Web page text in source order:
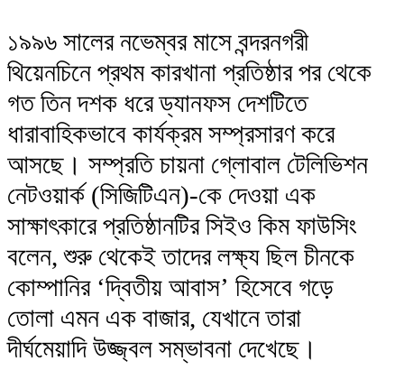
১৯৯৬ সালের নভেম্বর মাসে বন্দরনগরী
থিয়েনচিনে প্রথম কারখানা প্রতিষ্ঠার পর থেকে
গত তিন দশক ধরে ড্যানফস দেশটিতে
ধারাবাহিকভাবে কার্যক্রম সম্প্রসারণ করে
আসছে। সম্প্রতি চায়না গ্লোবাল টেলিভিশন
নেটওয়ার্ক (সিজিটিএন)-কে দেওয়া এক
সাক্ষাৎকারে প্রতিষ্ঠানটির সিইও কিম ফাউসিং
বলেন, শুরু থেকেই তাদের লক্ষ্য ছিল চীনকে
কোম্পানির ‘দ্বিতীয় আবাস’ হিসেবে গড়ে
তোলা এমন এক বাজার, যেখানে তারা
দীর্ঘমেয়াদি উজ্জ্বল সম্ভাবনা দেখেছে।